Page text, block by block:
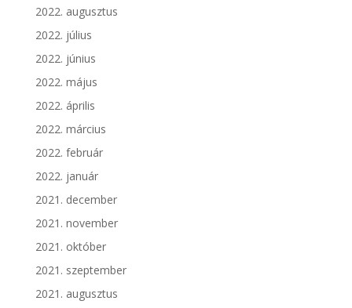
2022. augusztus
2022. július
2022. június
2022. május
2022. április
2022. március
2022. február
2022. január
2021. december
2021. november
2021. október
2021. szeptember
2021. augusztus